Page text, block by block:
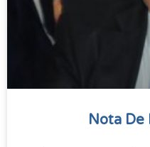
Nota De